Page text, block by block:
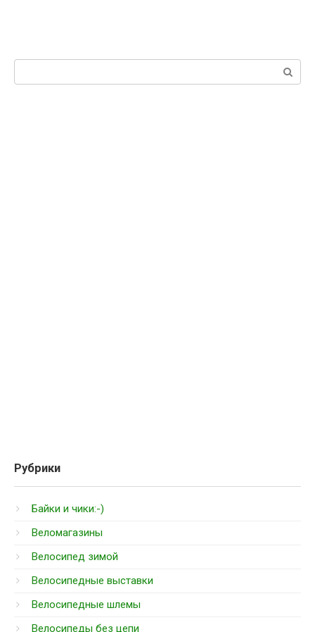
Рубрики
Байки и чики:-)
Веломагазины
Велосипед зимой
Велосипедные выставки
Велосипедные шлемы
Велосипеды без цепи